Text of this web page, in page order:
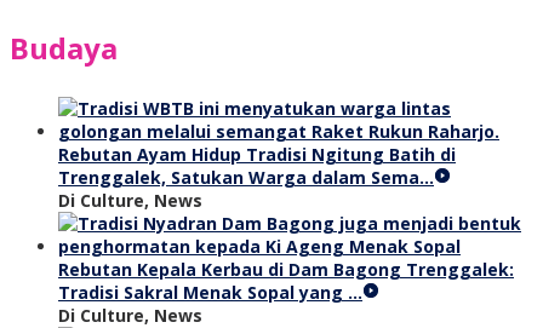
Budaya
Rebutan Ayam Hidup Tradisi Ngitung Batih di
Trenggalek, Satukan Warga dalam Sema…
Di Culture, News
Rebutan Kepala Kerbau di Dam Bagong Trenggalek:
Tradisi Sakral Menak Sopal yang …
Di Culture, News